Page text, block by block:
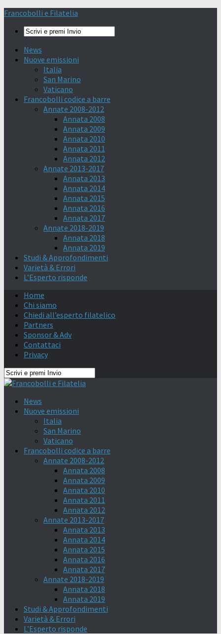
Francobolli e Filatelia
News
Nuove emissioni
Italia
San Marino
Vaticano
Francobolli codice a barre
Annate 2008-2012
Annata 2008
Annata 2009
Annata 2010
Annata 2011
Annata 2012
Annate 2013-2017
Annata 2013
Annata 2014
Annata 2015
Annata 2016
Annata 2017
Annate 2018-2019
Annata 2018
Annata 2019
Studi & Approfondimenti
Varietà & Errori
L’Esperto risponde
Home
Chi siamo
Chiedi all’esperto filatelico
Partners
Sponsor & Adv
Contattaci
Privacy
News
Nuove emissioni
Italia
San Marino
Vaticano
Francobolli codice a barre
Annate 2008-2012
Annata 2008
Annata 2009
Annata 2010
Annata 2011
Annata 2012
Annate 2013-2017
Annata 2013
Annata 2014
Annata 2015
Annata 2016
Annata 2017
Annate 2018-2019
Annata 2018
Annata 2019
Studi & Approfondimenti
Varietà & Errori
L’Esperto risponde